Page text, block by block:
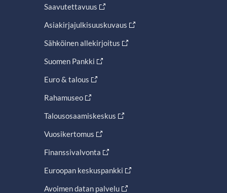
Saavutettavuus
Asiakirjajulkisuuskuvaus
Sähköinen allekirjoitus
Suomen Pankki
Euro & talous
Rahamuseo
Talousosaamiskeskus
Vuosikertomus
Finanssivalvonta
Euroopan keskuspankki
Avoimen datan palvelu